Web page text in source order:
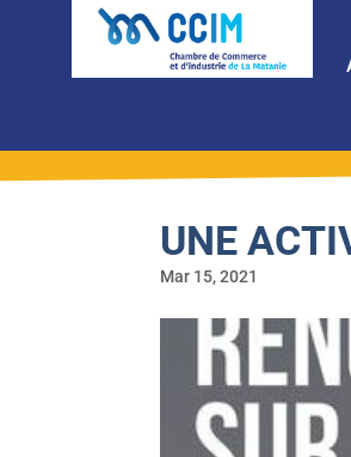
UNE
Mar 15, 2021